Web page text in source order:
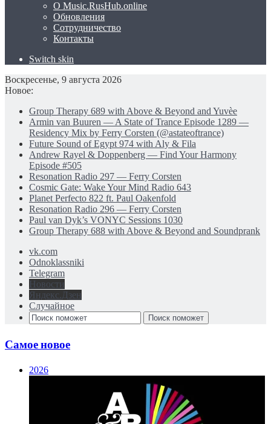
О Music.RusHub.online
Обновления
Сотрудничество
Контакты
Switch skin
Воскресенье, 9 августа 2026
Новое:
Group Therapy 689 with Above & Beyond and Yuvèe
Armin van Buuren — A State of Trance Episode 1289 —
Residency Mix by Ferry Corsten (@astateoftrance)
Future Sound of Egypt 974 with Aly & Fila
Andrew Rayel & Doppenberg — Find Your Harmony
Episode #505
Resonation Radio 297 — Ferry Corsten
Cosmic Gate: Wake Your Mind Radio 643
Planet Perfecto 822 ft. Paul Oakenfold
Resonation Radio 296 — Ferry Corsten
Paul van Dyk’s VONYC Sessions 1030
Group Therapy 688 with Above & Beyond and Soundprank
vk.com
Odnoklassniki
Telegram
Новости
Яндекс.Дзен
Случайное
Поиск поможет
Самое новое
2026